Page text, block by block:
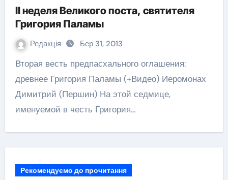
II неделя Великого поста, святителя
Григория Паламы
Редакція Бер 31, 2013
Вторая весть предпасхального оглашения:
древнее Григория Паламы (+Видео) Иеромонах
Димитрий (Першин) На этой седмице,
именуемой в честь Григория…
Рекомендуємо до прочитання